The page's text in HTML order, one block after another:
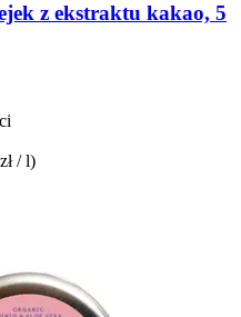
z ekstraktu kakao, 5
/ l)